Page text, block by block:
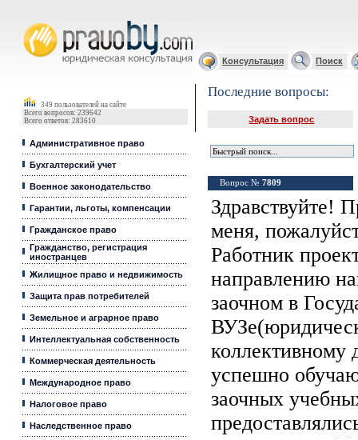
Консультация Поиск
349 пользователей на сайте
Всего вопросов: 239642
Всего ответов: 283610
Административное право
Бухгалтерский учет
Военное законодательство
Гарантии, льготы, компенсации
Гражданское право
Гражданство, регистрация
иностранцев
Жилищное право и недвижимость
Защита прав потребителей
Земельное и аграрное право
Интеллектуальная собственность
Коммерческая деятельность
Международное право
Налоговое право
Наследственное право
Последние вопросы:
Задать вопрос
Вопрос № 7809
Здравствуйте!
меня,
Работник
направлению
заочном в
коллективному
успешно
заочных